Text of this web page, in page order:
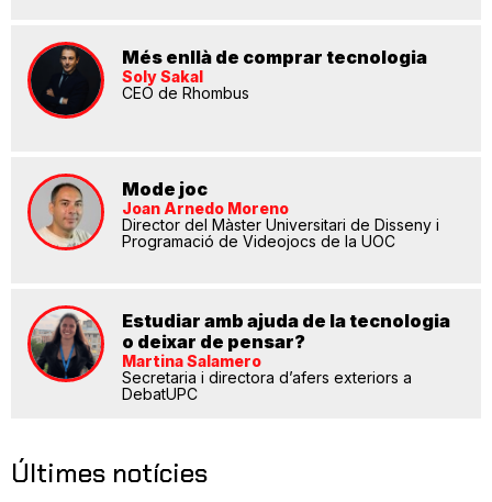
Més enllà de comprar tecnologia
Soly Sakal
CEO de Rhombus
Mode joc
Joan Arnedo Moreno
Director del Màster Universitari de Disseny i
Programació de Videojocs de la UOC
Estudiar amb ajuda de la tecnologia
o deixar de pensar?
Martina Salamero
Secretaria i directora d’afers exteriors a
DebatUPC
Últimes notícies